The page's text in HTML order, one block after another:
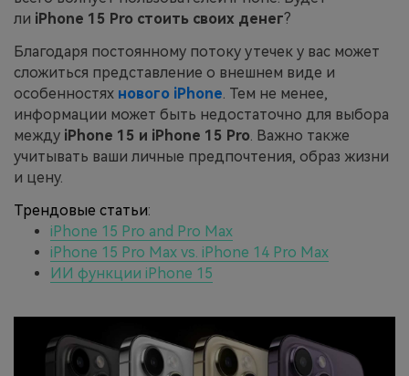
настроек к заводским.
Приложение MobileTrans
Передавайте данные смартфона,
данные WhatsApp и файлы между
устройствами.
ли iPhone 15 Pro стоить своих денег?
Благодаря постоянному потоку утечек у вас может
сложиться представление о внешнем виде и
особенностях нового iPhone. Тем не менее,
информации может быть недостаточно для выбора
между iPhone 15 и iPhone 15 Pro. Важно также
учитывать ваши личные предпочтения, образ жизни
и цену.
Трендовые статьи:
iPhone 15 Pro and Pro Max
iPhone 15 Pro Max vs. iPhone 14 Pro Max
ИИ функции iPhone 15